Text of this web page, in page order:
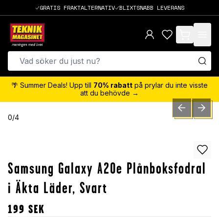
GRATIS FRAKTALTERNATIV BLIXTSNABB LEVERANS
items in cart,
🌴 Summer Deals! Upp till 70% rabatt på prylar du inte visste
att du behövde →
0/4 PREVIOUSNEXT
Samsung Galaxy A20e Plånboksfodral
i Äkta Läder, Svart
199 SEK